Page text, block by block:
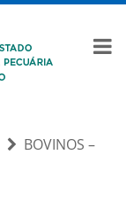
BOVINOS –